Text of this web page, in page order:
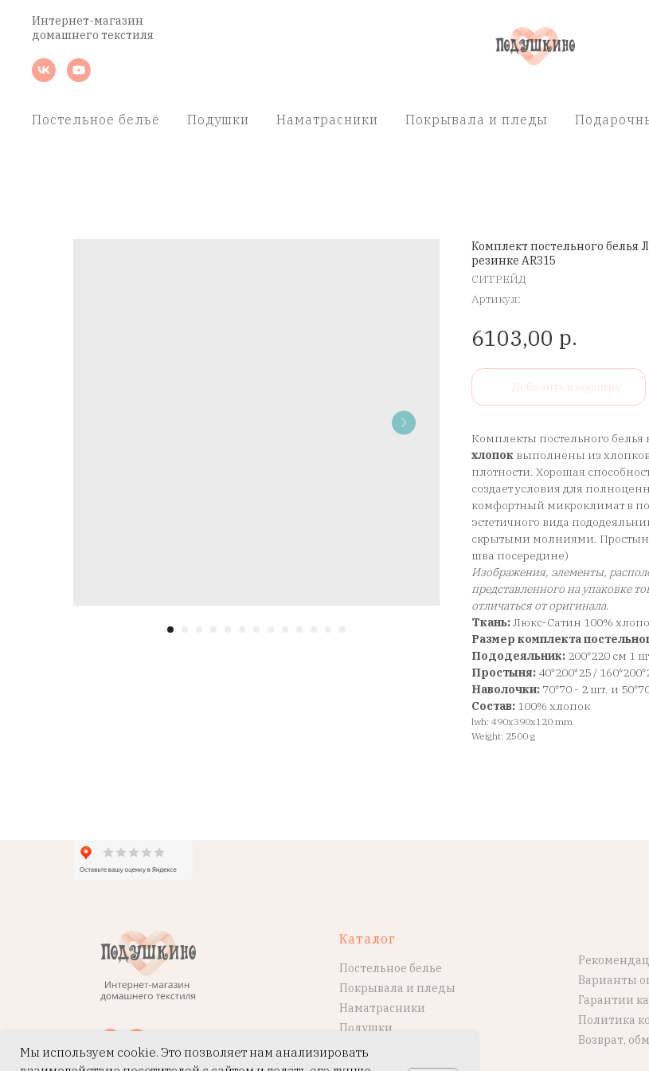
Интернет-магазин
домашнего текстиля
Постельное бельё Подушки Наматрасники Покрывала и пледы
Комплект постельного белья
резинке AR315
СИТРЕЙД
Артикул:
6103,00 р.
Добавить в корзину
Комплекты постельного белья
хлопок выполнены из
плотности. Хорошая
создает условия для
комфортный микроклимат в
эстетичного вида
скрытыми молниями.
шва посередине)
Изображения, элементы,
представленного на упаковке
отличаться от оригинала.
Ткань:Люкс-Сатин 100%
Размер комплекта
Пододеяльник: 200*220 см 1
Простыня: 40*200*25 /
Наволочки: 70*70 - 2 шт. и
Состав: 100% хлопок
lwh: 490x390x120 mm
Weight: 2500 g
Каталог
Постельное белье
Покрывала и пледы
Наматрасники
Подушки
Варианты
Гарантии
Политика
Возврат,
Мы используем cookie. Это позволяет нам анализировать